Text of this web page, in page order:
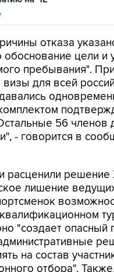
отказа
обоснование цели и
пребывания".
для всей
56 членов
- говорится в
расценили решение
лишение
"создает опасный
на состав
отбора".